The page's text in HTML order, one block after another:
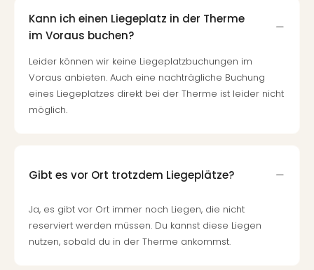
Kann ich einen Liegeplatz in der Therme
im Voraus buchen?
Leider können wir keine Liegeplatzbuchungen im
Voraus anbieten. Auch eine nachträgliche Buchung
eines Liegeplatzes direkt bei der Therme ist leider nicht
möglich.
Gibt es vor Ort trotzdem Liegeplätze?
Ja, es gibt vor Ort immer noch Liegen, die nicht
reserviert werden müssen. Du kannst diese Liegen
nutzen, sobald du in der Therme ankommst.